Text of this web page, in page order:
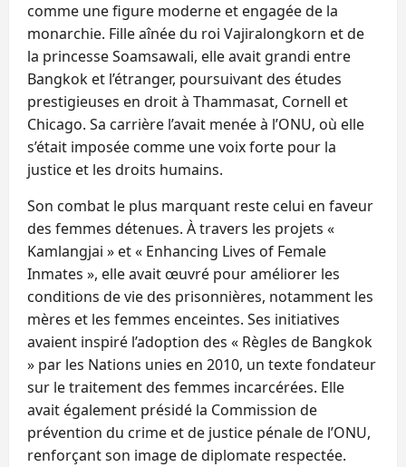
comme une figure moderne et engagée de la
monarchie. Fille aînée du roi Vajiralongkorn et de
la princesse Soamsawali, elle avait grandi entre
Bangkok et l’étranger, poursuivant des études
prestigieuses en droit à Thammasat, Cornell et
Chicago. Sa carrière l’avait menée à l’ONU, où elle
s’était imposée comme une voix forte pour la
justice et les droits humains.
Son combat le plus marquant reste celui en faveur
des femmes détenues. À travers les projets «
Kamlangjai » et « Enhancing Lives of Female
Inmates », elle avait œuvré pour améliorer les
conditions de vie des prisonnières, notamment les
mères et les femmes enceintes. Ses initiatives
avaient inspiré l’adoption des « Règles de Bangkok
» par les Nations unies en 2010, un texte fondateur
sur le traitement des femmes incarcérées. Elle
avait également présidé la Commission de
prévention du crime et de justice pénale de l’ONU,
renforçant son image de diplomate respectée.